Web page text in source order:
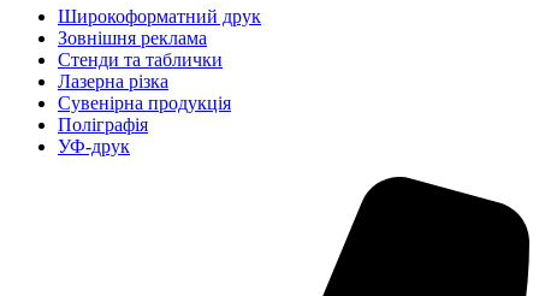
Широкоформатний друк
Зовнішня реклама
Стенди та таблички
Лазерна різка
Сувенірна продукція
Поліграфія
УФ-друк